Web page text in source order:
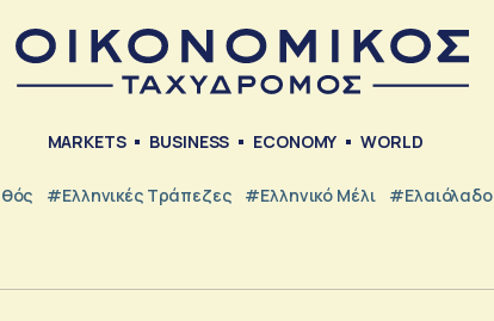
MARKETS BUSINESS ECONOMY WORLD
#ελληνικές Τράπεζες #Ελληνικό Μέλι #Ελαιόλαδο